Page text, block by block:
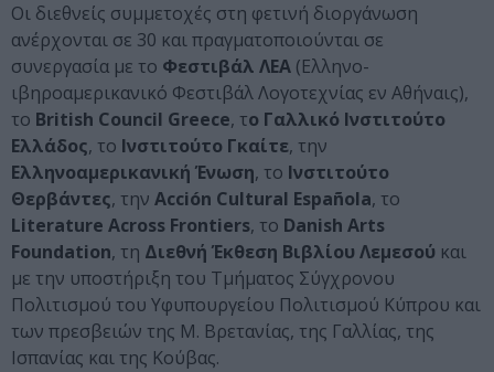
Οι διεθνείς συμμετοχές στη φετινή διοργάνωση
ανέρχονται σε 30 και πραγματοποιούνται σε
συνεργασία με το Φεστιβάλ ΛΕΑ (Ελληνο-
ιβηροαμερικανικό Φεστιβάλ Λογοτεχνίας εν Αθήναις),
το British Council Greece, το Γαλλικό Ινστιτούτο
Ελλάδος, το Ινστιτούτο Γκαίτε, την
Ελληνοαμερικανική Ένωση, το Ινστιτούτο
Θερβάντες, την Acción Cultural Española, το
Literature Across Frontiers, το Danish Arts
Foundation, τη Διεθνή Έκθεση Βιβλίου Λεμεσού και
με την υποστήριξη του Τμήματος Σύγχρονου
Πολιτισμού του Υφυπουργείου Πολιτισμού Κύπρου και
των πρεσβειών της Μ. Βρετανίας, της Γαλλίας, της
Ισπανίας και της Κούβας.